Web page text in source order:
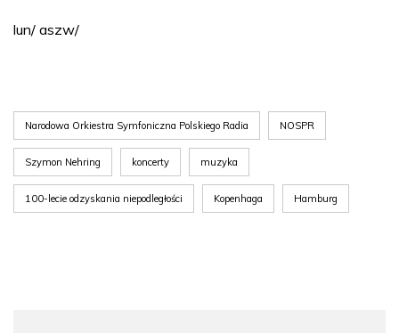
lun/ aszw/
Narodowa Orkiestra Symfoniczna Polskiego Radia NOSPR
Szymon Nehring koncerty muzyka
100-lecie odzyskania niepodległości Kopenhaga Hamburg